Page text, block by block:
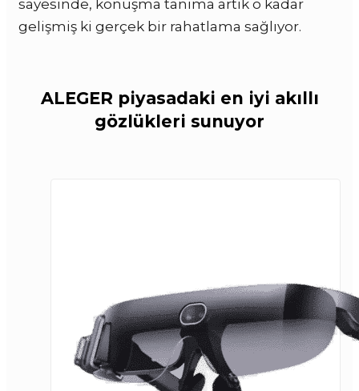
sayesinde, konuşma tanıma artık o kadar
gelişmiş ki gerçek bir rahatlama sağlıyor.
ALEGER piyasadaki en iyi akıllı
gözlükleri sunuyor